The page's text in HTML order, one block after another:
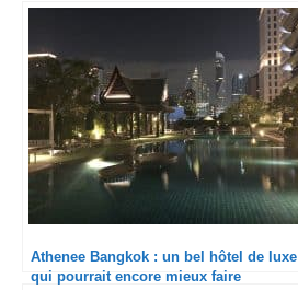
Athenee Bangkok : un bel hôtel de luxe
qui pourrait encore mieux faire